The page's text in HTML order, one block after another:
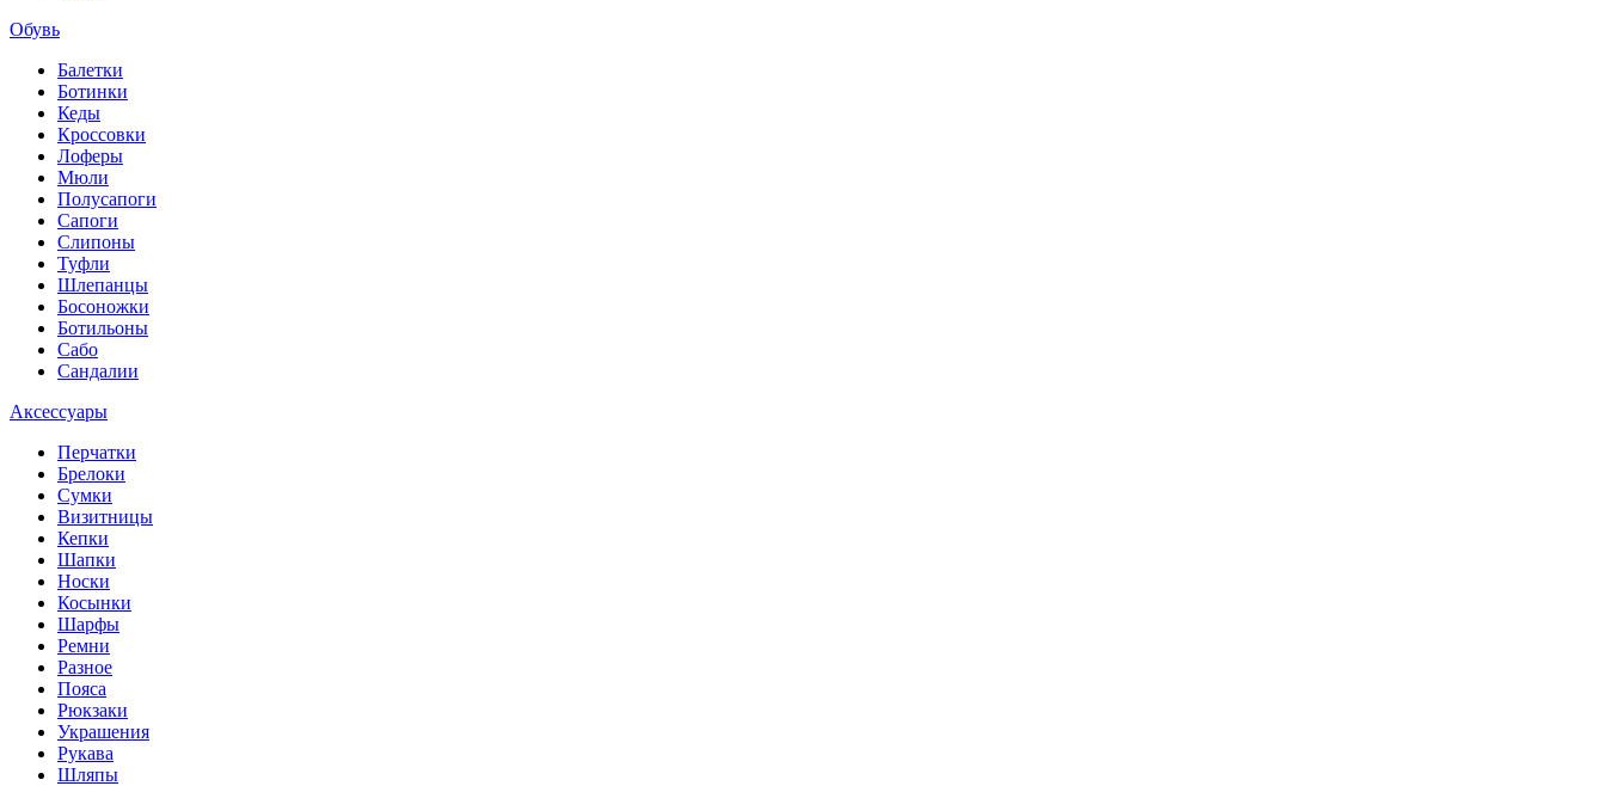
Обувь
Балетки
Ботинки
Кеды
Кроссовки
Лоферы
Мюли
Полусапоги
Сапоги
Слипоны
Туфли
Шлепанцы
Босоножки
Ботильоны
Сабо
Сандалии
Аксессуары
Перчатки
Брелоки
Сумки
Визитницы
Кепки
Шапки
Носки
Косынки
Шарфы
Ремни
Разное
Пояса
Рюкзаки
Украшения
Рукава
Шляпы